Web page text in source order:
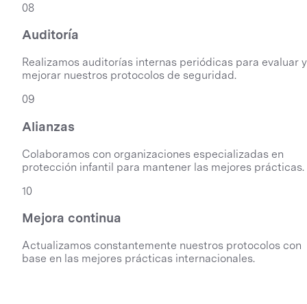
08
Auditoría
Realizamos auditorías internas periódicas para evaluar y
mejorar nuestros protocolos de seguridad.
09
Alianzas
Colaboramos con organizaciones especializadas en
protección infantil para mantener las mejores prácticas.
10
Mejora continua
Actualizamos constantemente nuestros protocolos con
base en las mejores prácticas internacionales.